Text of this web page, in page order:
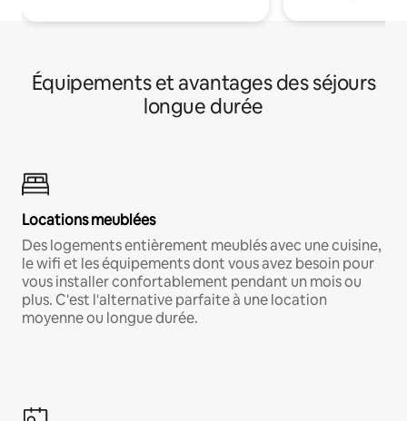
Équipements et avantages des séjours
longue durée
Locations meublées
Des logements entièrement meublés avec une cuisine,
le wifi et les équipements dont vous avez besoin pour
vous installer confortablement pendant un mois ou
plus. C'est l'alternative parfaite à une location
moyenne ou longue durée.